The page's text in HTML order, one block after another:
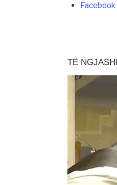
Facebook